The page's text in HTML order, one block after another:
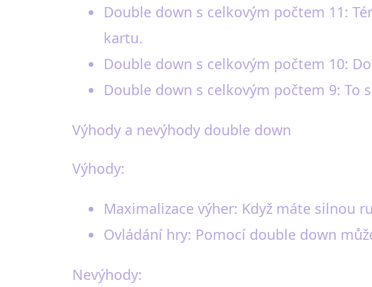
Double down s celkovým počtem 11:
kartu.
Double down s celkovým počtem 10:
Double down s celkovým počtem 9: To
Výhody a nevýhody double down
Výhody:
Maximalizace výher: Když máte silnou
Ovládání hry: Pomocí double down
Nevýhody: